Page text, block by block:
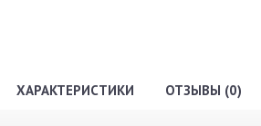
ХАРАКТЕРИСТИКИ ОТЗЫВЫ (0)